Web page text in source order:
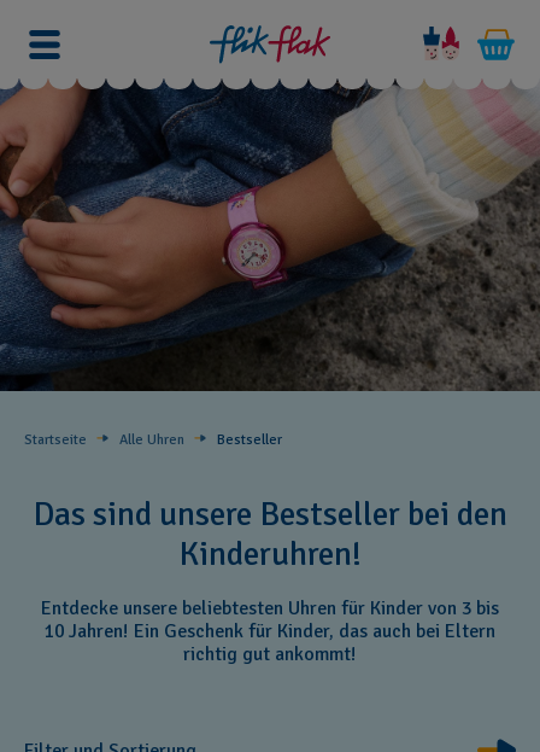
Startseite Alle Uhren Bestseller ​
Das sind unsere Bestseller bei den
Kinderuhren!
Entdecke unsere beliebtesten Uhren für Kinder von 3 bis
10 Jahren! Ein Geschenk für Kinder, das auch bei Eltern
richtig gut ankommt!